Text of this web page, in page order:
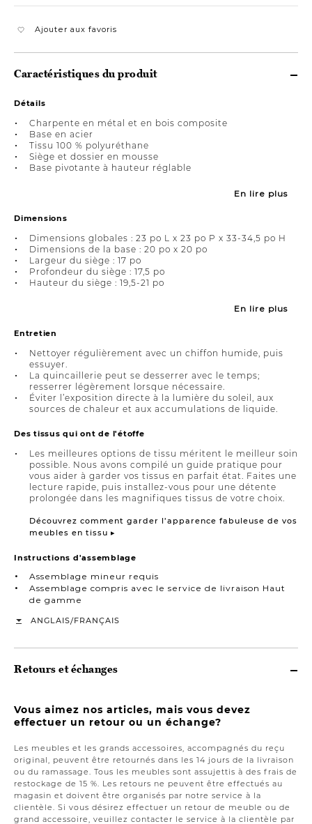
Ajouter aux favoris
Caractéristiques du produit
Détails
Charpente en métal et en bois composite
Base en acier
Tissu 100 % polyuréthane
Siège et dossier en mousse
Base pivotante à hauteur réglable
En lire plus
Dimensions
Dimensions globales : 23 po L x 23 po P x 33-34,5 po H
Dimensions de la base : 20 po x 20 po
Largeur du siège : 17 po
Profondeur du siège : 17,5 po
Hauteur du siège : 19,5-21 po
En lire plus
Entretien
Nettoyer régulièrement avec un chiffon humide, puis
essuyer.
La quincaillerie peut se desserrer avec le temps;
resserrer légèrement lorsque nécessaire.
Éviter l’exposition directe à la lumière du soleil, aux
sources de chaleur et aux accumulations de liquide.
Des tissus qui ont de l'étoffe
Les meilleures options de tissu méritent le meilleur soin
possible. Nous avons compilé un guide pratique pour
vous aider à garder vos tissus en parfait état. Faites une
lecture rapide, puis installez-vous pour une détente
prolongée dans les magnifiques tissus de votre choix.
Découvrez comment garder l’apparence fabuleuse de vos
meubles en tissu ▸
Instructions d'assemblage
Assemblage mineur requis
Assemblage compris avec le service de livraison Haut
de gamme
ANGLAIS/FRANÇAIS
Retours et échanges
Vous aimez nos articles, mais vous devez
effectuer un retour ou un échange?
Les meubles et les grands accessoires, accompagnés du reçu
original, peuvent être retournés dans les 14 jours de la livraison
ou du ramassage. Tous les meubles sont assujettis à des frais de
restockage de 15 %. Les retours ne peuvent être effectués au
magasin et doivent être organisés par notre service à la
clientèle. Si vous désirez effectuer un retour de meuble ou de
grand accessoire, veuillez contacter le service à la clientèle par